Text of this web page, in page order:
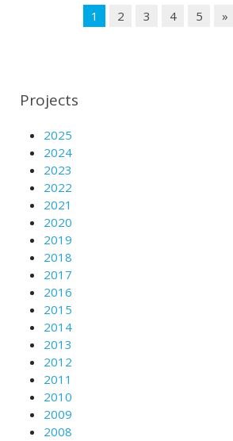
1 2 3 4 5 »
Projects
2025
2024
2023
2022
2021
2020
2019
2018
2017
2016
2015
2014
2013
2012
2011
2010
2009
2008